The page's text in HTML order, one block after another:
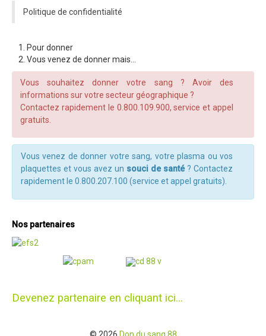
Politique de confidentialité
Pour donner
Vous venez de donner mais...
Vous souhaitez donner votre sang ? Avoir des
informations sur votre secteur géographique ?
Contactez rapidement le 0.800.109.900, service et appel
gratuits.
Vous venez de donner votre sang, votre plasma ou vos
plaquettes et vous avez un souci de santé ? Contactez
rapidement le 0.800.207.100 (service et appel gratuits).
Nos partenaires
Devenez partenaire en cliquant ici...